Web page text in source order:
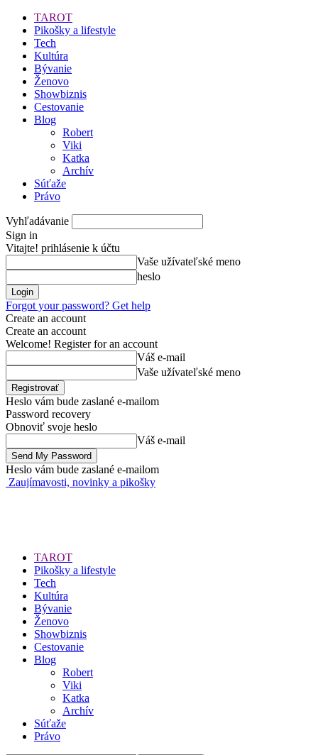
TAROT
Pikošky a lifestyle
Tech
Kultúra
Bývanie
Ženovo
Showbiznis
Cestovanie
Blog
Robert
Viki
Katka
Archív
Súťaže
Právo
Vyhľadávanie
Sign in
Vitajte! prihlásenie k účtu
Vaše užívateľské meno
heslo
Forgot your password? Get help
Create an account
Create an account
Welcome! Register for an account
Váš e-mail
Vaše užívateľské meno
Heslo vám bude zaslané e-mailom
Password recovery
Obnoviť svoje heslo
Váš e-mail
Heslo vám bude zaslané e-mailom
Zaujímavosti, novinky a pikošky
TAROT
Pikošky a lifestyle
Tech
Kultúra
Bývanie
Ženovo
Showbiznis
Cestovanie
Blog
Robert
Viki
Katka
Archív
Súťaže
Právo